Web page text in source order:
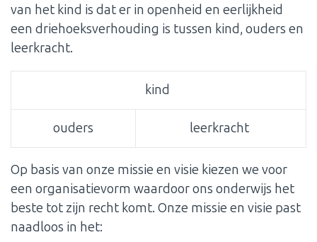
van het kind is dat er in openheid en eerlijkheid
een driehoeksverhouding is tussen kind, ouders en
leerkracht.
kind
ouders leerkracht
Op basis van onze missie en visie kiezen we voor
een organisatievorm waardoor ons onderwijs het
beste tot zijn recht komt. Onze missie en visie past
naadloos in het: